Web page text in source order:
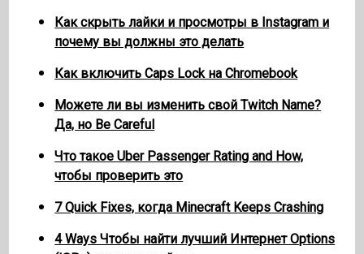
Как скрыть лайки и просмотры в Instagram и
почему вы должны это делать
Как включить Caps Lock на Chromebook
Можете ли вы изменить свой Twitch Name?
Да, но Be Careful
Что такое Uber Passenger Rating and How,
чтобы проверить это
7 Quick Fixes, когда Minecraft Keeps Crashing
4 Ways Чтобы найти лучший Интернет Options